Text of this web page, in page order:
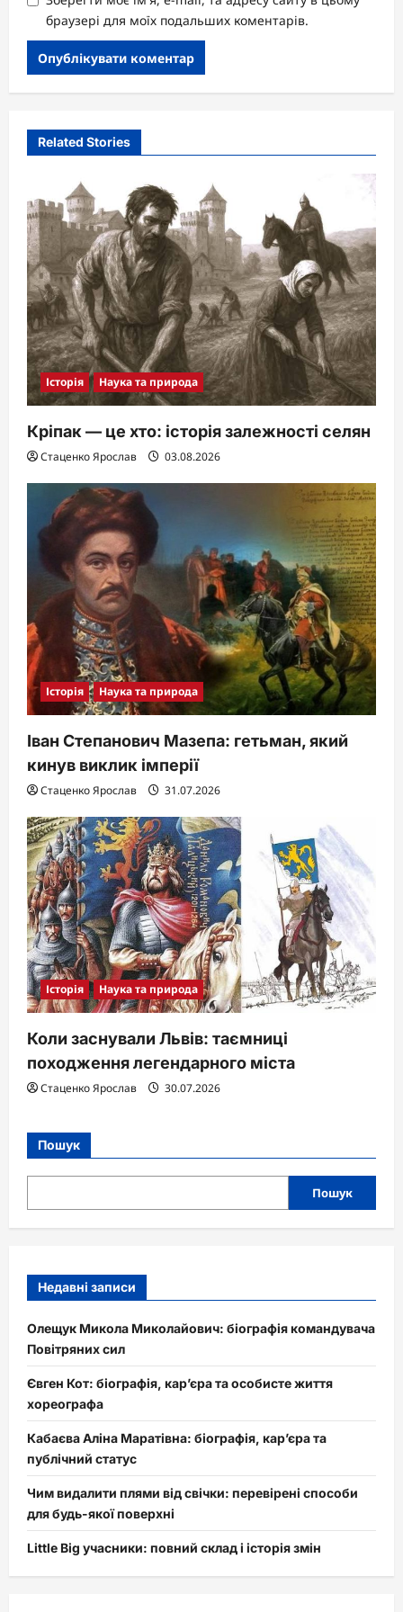
браузері для моїх подальших коментарів.
Related Stories
Історія Наука та природа
Кріпак — це хто: історія залежності селян
Стаценко Ярослав 03.08.2026
Історія Наука та природа
Іван Степанович Мазепа: гетьман, який
кинув виклик імперії
Стаценко Ярослав 31.07.2026
Історія Наука та природа
Коли заснували Львів: таємниці
походження легендарного міста
Стаценко Ярослав 30.07.2026
Пошук
Пошук
Недавні записи
Олещук Микола Миколайович: біографія командувача
Повітряних сил
Євген Кот: біографія, кар’єра та особисте життя
хореографа
Кабаєва Аліна Маратівна: біографія, кар’єра та
публічний статус
Чим видалити плями від свічки: перевірені способи
для будь-якої поверхні
Little Big учасники: повний склад і історія змін